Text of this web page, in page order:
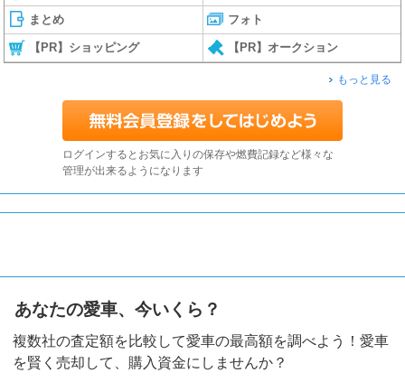
まとめ フォト
【PR】ショッピング 【PR】オークション
もっと見る
ログインするとお気に入りの保存や燃費記録など様々な
管理が出来るようになります
あなたの愛車、今いくら？
複数社の査定額を比較して愛車の最高額を調べよう！愛車
を賢く売却して、購入資金にしませんか？